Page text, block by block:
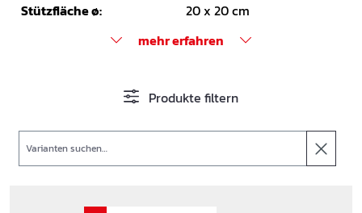
Stützfläche ø:
20 x 20 cm
mehr erfahren
Produkte filtern